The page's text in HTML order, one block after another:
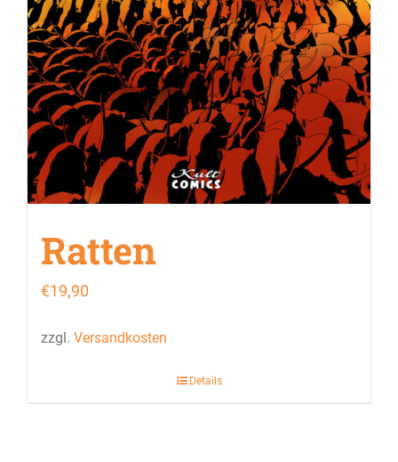
Ratten
€19,90
zzgl. Versandkosten
Details